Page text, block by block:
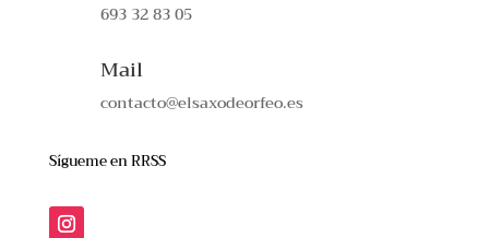
693 32 83 05
Mail
contacto@elsaxodeorfeo.es
Sígueme en RRSS